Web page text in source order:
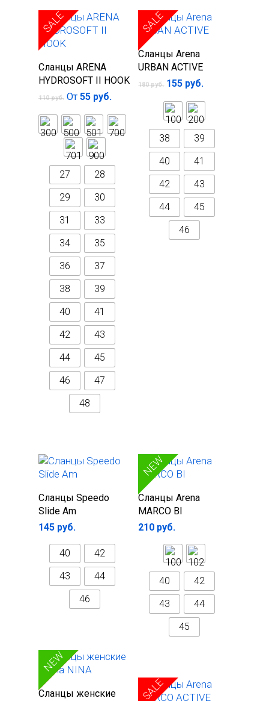
Выберите
параметры
SALE
Сланцы ARENA
HYDROSOFT II HOOK
110руб. От 55 руб.
27
28
29
30
31
33
34
35
36
37
38
39
40
41
42
43
44
45
46
47
48
Выберите
параметры
SALE
Сланцы Arena
URBAN ACTIVE
180руб. 155 руб.
38
39
40
41
42
43
44
45
46
Выберите
параметры
Сланцы Speedo
Slide Am
145 руб.
40
42
43
44
46
Выберите
параметры
NEW
Сланцы Arena
MARCO BI
210 руб.
40
42
43
44
45
SALE
NEW
Сланцы женские
SALEОдежда
О нас